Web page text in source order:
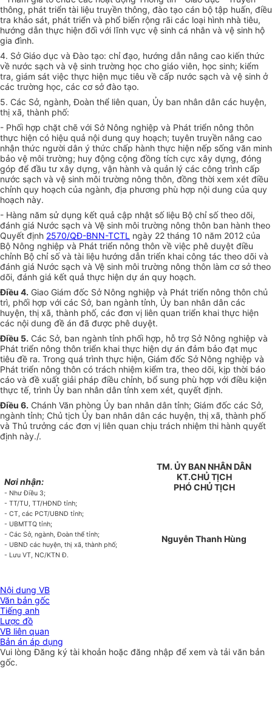
thông, phát triển tài liệu truyền thông, đào tạo cán bộ tập huấn, điều
tra khảo sát, phát triển và phổ biến rộng rãi các loại hình nhà tiêu,
hướng dẫn thực hiện đối với lĩnh vực vệ sinh cá nhân và vệ sinh hộ
gia đình.
4. Sở Giáo dục và Đào tạo: chỉ đạo, hướng dẫn nâng cao kiến thức
về nước sạch và vệ sinh trường học cho giáo viên, học sinh; kiểm
tra, giám sát việc thực hiện mục tiêu về cấp nước sạch và vệ sinh ở
các trường học, các cơ sở đào tạo.
5. Các Sở, ngành, Đoàn thể liên quan, Ủy ban nhân dân các huyện,
thị xã, thành phố:
- Phối hợp chặt chẽ với Sở Nông nghiệp và Phát triển nông thôn
thực hiện có hiệu quả nội dung quy hoạch; tuyên truyền nâng cao
nhận thức người dân ý thức chấp hành thực hiện nếp sống văn minh
bảo vệ môi trường; huy động cộng đồng tích cực xây dựng, đóng
góp để đầu tư xây dựng, vận hành và quản lý các công trình cấp
nước sạch và vệ sinh môi trường nông thôn, đồng thời xem xét điều
chỉnh quy hoạch của ngành, địa phương phù hợp nội dung của quy
hoạch này.
- Hàng năm sử dụng kết quả cập nhật số liệu Bộ chỉ số theo dõi,
đánh giá Nước sạch và Vệ sinh môi trường nông thôn ban hành theo
Quyết định 2570/QĐ-BNN-TCTL ngày 22 tháng 10 năm 2012 của
Bộ Nông nghiệp và Phát triển nông thôn về việc phê duyệt điều
chỉnh Bộ chỉ số và tài liệu hướng dẫn triển khai công tác theo dõi và
đánh giá Nước sạch và Vệ sinh môi trường nông thôn làm cơ sở theo
dõi, đánh giá kết quả thực hiện dự án quy hoạch.
Điều 4. Giao Giám đốc Sở Nông nghiệp và Phát triển nông thôn chủ
trì, phối hợp với các Sở, ban ngành tỉnh, Ủy ban nhân dân các
huyện, thị xã, thành phố, các đơn vị liên quan triển khai thực hiện
các nội dung đề án đã được phê duyệt.
Điều 5. Các Sở, ban ngành tỉnh phối hợp, hỗ trợ Sở Nông nghiệp và
Phát triển nông thôn triển khai thực hiện dự án đảm bảo đạt mục
tiêu đề ra. Trong quá trình thực hiện, Giám đốc Sở Nông nghiệp và
Phát triển nông thôn có trách nhiệm kiểm tra, theo dõi, kịp thời báo
cáo và đề xuất giải pháp điều chỉnh, bổ sung phù hợp với điều kiện
thực tế, trình Ủy ban nhân dân tỉnh xem xét, quyết định.
Điều 6. Chánh Văn phòng Ủy ban nhân dân tỉnh; Giám đốc các Sở,
ngành tỉnh; Chủ tịch Ủy ban nhân dân các huyện, thị xã, thành phố
và Thủ trưởng các đơn vị liên quan chịu trách nhiệm thi hành quyết
định này./.
Nơi nhận:
- Như Điều 3;
- TT/TU, TT/HĐND tỉnh;
- CT, các PCT/UBND tỉnh;
- UBMTTQ tỉnh;
- Các Sở, ngành, Đoàn thể tỉnh;
- UBND các huyện, thị xã, thành phố;
- Lưu VT, NC/KTN Đ.
TM. ỦY BAN NHÂN DÂN
KT.CHỦ TỊCH
PHÓ CHỦ TỊCH
Nguyễn Thanh Hùng
Nội dung VB
Văn bản gốc
Tiếng anh
Lược đồ
VB liên quan
Bản án áp dụng
Vui lòngĐăng ký tài khoản hoặc đăng nhập để xem và tải văn bản
gốc.